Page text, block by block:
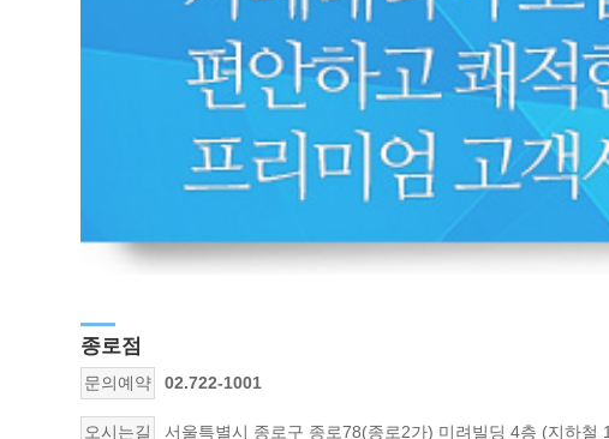
종로점
문의예약 02.722-1001
오시는길 서울특별시 종로구 종로78(종로2가) 미려빌딩 4층 (지하철